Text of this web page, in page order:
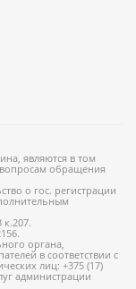
являются в том
обращения
о гос. регистрации
органа,
в соответствии с
лиц: +375 (17)
администрации